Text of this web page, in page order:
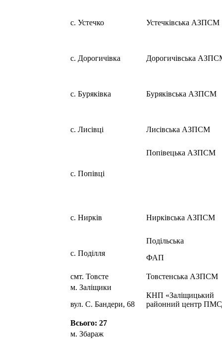
с. Устечко Устечківська АЗПСМ
с. Дорогичівка Дорогичівська
с. Буряківка Буряківська АЗПСМ
с. Лисівці Лисівська АЗПСМ
с. Попівці
Попівецька АЗПСМ
с. Нирків Нирківська АЗПСМ
с. Поділля
Подільська
ФАП
смт. Товсте
Товстенська АЗПСМ
м. Заліщики
вул. С. Бандери, 68
КНП «Заліщицький
районний центр
Всього: 27
м. Збараж